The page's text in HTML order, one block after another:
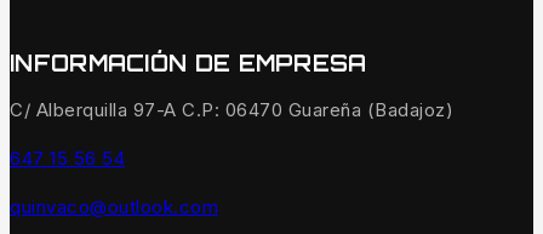
INFORMACIÓN DE EMPRESA
C/ Alberquilla 97-A C.P: 06470 Guareña (Badajoz)
647 15 56 54
quinvaco@outlook.com